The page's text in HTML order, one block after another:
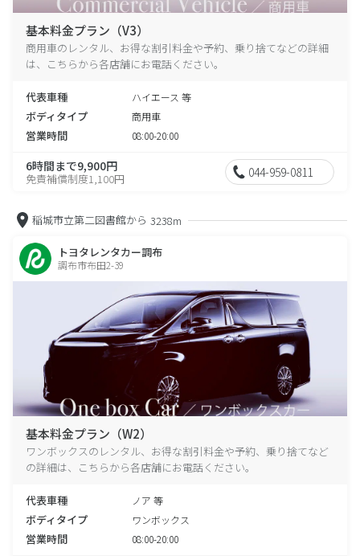
基本料金プラン（V3）
商用車のレンタル、お得な割引料金や予約、乗り捨てなどの詳細
は、こちらから各店舗にお電話ください。
代表車種 ハイエース 等
ボディタイプ 商用車
営業時間 08:00-20:00
6時間まで9,900円
免責補償制度1,100円 044-959-0811
稲城市立第二図書館から 3238m
トヨタレンタカー調布
調布市布田2-39
基本料金プラン（W2）
ワンボックスのレンタル、お得な割引料金や予約、乗り捨てなど
の詳細は、こちらから各店舗にお電話ください。
代表車種 ノア 等
ボディタイプ ワンボックス
営業時間 08:00-20:00